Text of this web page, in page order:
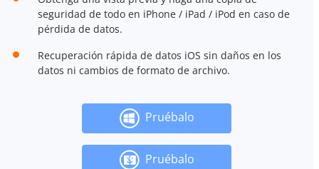
seguridad de todo en iPhone / iPad / iPod en caso de
pérdida de datos.
Recuperación rápida de datos iOS sin daños en los
datos ni cambios de formato de archivo.
Pruébalo
Pruébalo